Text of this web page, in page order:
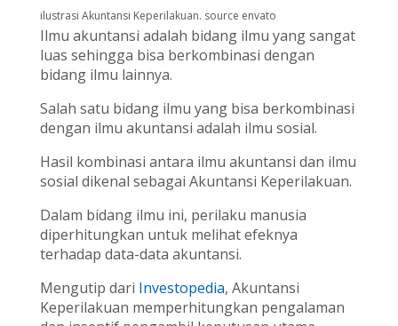
ilustrasi Akuntansi Keperilakuan. source envato
Ilmu akuntansi adalah bidang ilmu yang sangat
luas sehingga bisa berkombinasi dengan
bidang ilmu lainnya.
Salah satu bidang ilmu yang bisa berkombinasi
dengan ilmu akuntansi adalah ilmu sosial.
Hasil kombinasi antara ilmu akuntansi dan ilmu
sosial dikenal sebagai Akuntansi Keperilakuan.
Dalam bidang ilmu ini, perilaku manusia
diperhitungkan untuk melihat efeknya
terhadap data-data akuntansi.
Mengutip dari Investopedia, Akuntansi
Keperilakuan memperhitungkan pengalaman